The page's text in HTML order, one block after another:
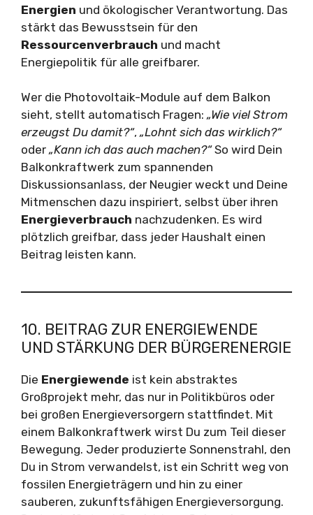
Energien und ökologischer Verantwortung. Das
stärkt das Bewusstsein für den
Ressourcenverbrauch und macht
Energiepolitik für alle greifbarer.
Wer die Photovoltaik-Module auf dem Balkon
sieht, stellt automatisch Fragen: „Wie viel Strom
erzeugst Du damit?“, „Lohnt sich das wirklich?“
oder „Kann ich das auch machen?“So wird Dein
Balkonkraftwerk zum spannenden
Diskussionsanlass, der Neugier weckt und Deine
Mitmenschen dazu inspiriert, selbst über ihren
Energieverbrauch nachzudenken. Es wird
plötzlich greifbar, dass jeder Haushalt einen
Beitrag leisten kann.
10. BEITRAG ZUR ENERGIEWENDE
UND STÄRKUNG DER BÜRGERENERGIE
Die Energiewende ist kein abstraktes
Großprojekt mehr, das nur in Politikbüros oder
bei großen Energieversorgern stattfindet. Mit
einem Balkonkraftwerk wirst Du zum Teil dieser
Bewegung. Jeder produzierte Sonnenstrahl, den
Du in Strom verwandelst, ist ein Schritt weg von
fossilen Energieträgern und hin zu einer
sauberen, zukunftsfähigen Energieversorgung.